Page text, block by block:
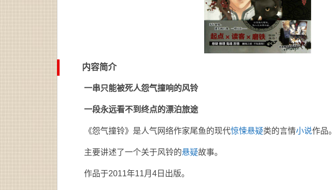
内容简介
一串只能被死人怨气撞响的风铃
一段永远看不到终点的漂泊旅途
《怨气撞铃》是人气网络作家尾鱼的现代惊悚悬疑类的言情小说作品。
主要讲述了一个关于风铃的悬疑故事。
作品于2011年11月4日出版。